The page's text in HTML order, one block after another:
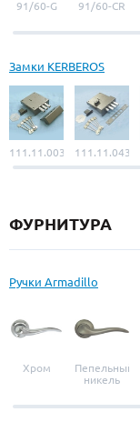
91/60-G 91/60-CR
Замки KERBEROS
111.11.003 111.11.043
ФУРНИТУРА
Ручки Armadillo
Хром
Пепельный
никель